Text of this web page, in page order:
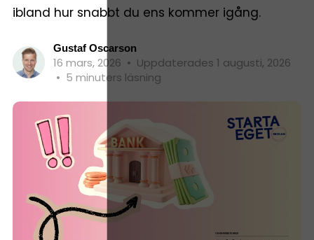
ibland hur snabbt du ens kommer igång.
Gustaf Oscarson
16 mars, 2026 • Uppdaterades 1 augusti, 2026
• 5 minuters läsning